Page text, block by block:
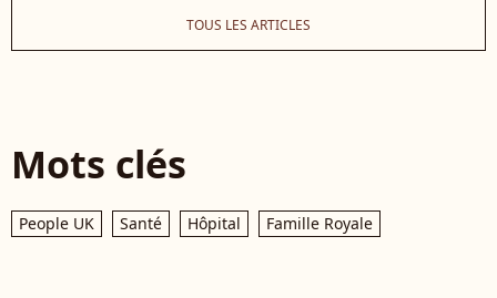
TOUS LES ARTICLES
Mots clés
People UK Santé Hôpital Famille Royale